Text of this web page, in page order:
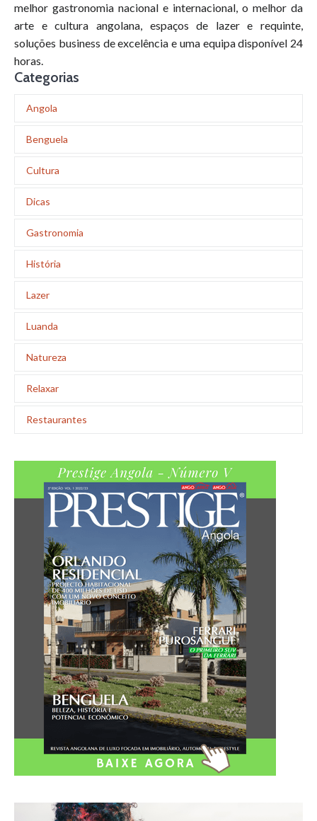
melhor gastronomia nacional e internacional, o melhor da
arte e cultura angolana, espaços de lazer e requinte,
soluções business de excelência e uma equipa disponível 24
horas.
Categorias
Angola
Benguela
Cultura
Dicas
Gastronomia
História
Lazer
Luanda
Natureza
Relaxar
Restaurantes